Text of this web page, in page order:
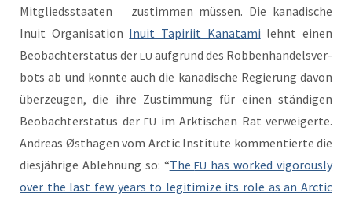
Mit­gliedsstaat­en zus­tim­men müssen. Die kanadis­che
Inu­it Organ­i­sa­tion Inu­it Tapiri­it Kanata­mi lehnt einen
Beobachter­sta­tus derEU auf­grund des Robben­han­delsver­
bots ab und kon­nte auch die kanadis­che Regierung davon
überzeu­gen, die ihre Zus­tim­mung für einen ständi­gen
Beobachter­sta­tus der EU im Ark­tis­chen Rat ver­weigerte.
Andreas Østha­gen vom Arc­tic Insti­tute kom­men­tierte die
diesjährige Ablehnung so: “TheEU has worked vig­or­ous­ly
over the last few years to legit­imize its role as an Arc­tic